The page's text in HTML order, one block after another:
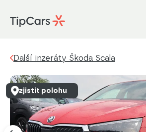
Další inzeráty Škoda Scala
zjistit polohu